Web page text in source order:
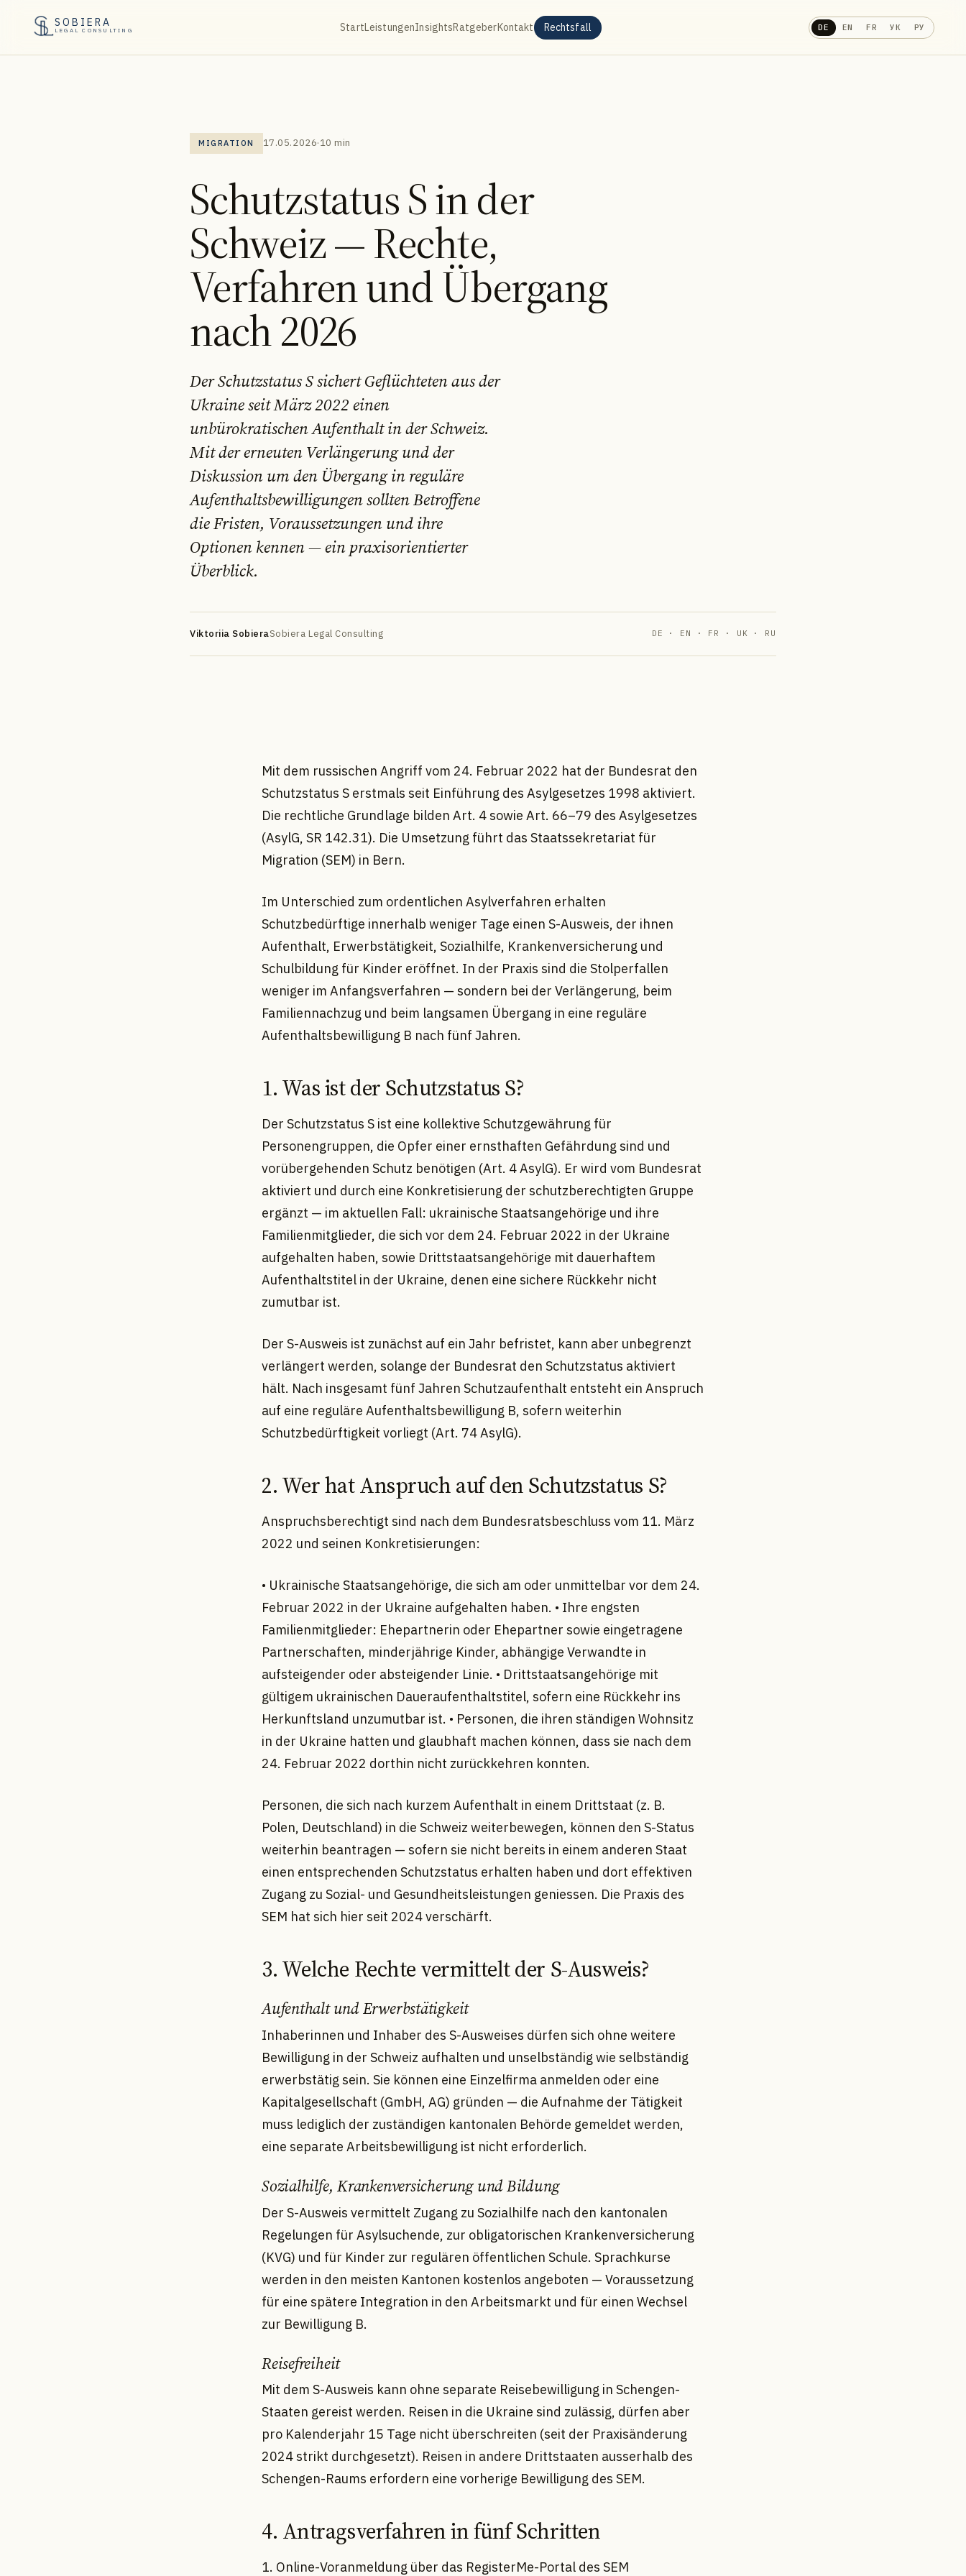
SOBIERA
LEGAL CONSULTING StartLeistungenInsightsRatgeberKontakt Rechtsfall DE EN FR УК РУ
MIGRATION 17.05.2026·10 min
Schutzstatus S in der
Schweiz — Rechte,
Verfahren und Übergang
nach 2026
Der Schutzstatus S sichert Geflüchteten aus der
Ukraine seit März 2022 einen
unbürokratischen Aufenthalt in der Schweiz.
Mit der erneuten Verlängerung und der
Diskussion um den Übergang in reguläre
Aufenthaltsbewilligungen sollten Betroffene
die Fristen, Voraussetzungen und ihre
Optionen kennen — ein praxisorientierter
Überblick.
Viktoriia SobieraSobiera Legal Consulting DE · EN · FR · UK · RU
Mit dem russischen Angriff vom 24. Februar 2022 hat der Bundesrat den
Schutzstatus S erstmals seit Einführung des Asylgesetzes 1998 aktiviert.
Die rechtliche Grundlage bilden Art. 4 sowie Art. 66–79 des Asylgesetzes
(AsylG, SR 142.31). Die Umsetzung führt das Staatssekretariat für
Migration (SEM) in Bern.
Im Unterschied zum ordentlichen Asylverfahren erhalten
Schutzbedürftige innerhalb weniger Tage einen S-Ausweis, der ihnen
Aufenthalt, Erwerbstätigkeit, Sozialhilfe, Krankenversicherung und
Schulbildung für Kinder eröffnet. In der Praxis sind die Stolperfallen
weniger im Anfangsverfahren — sondern bei der Verlängerung, beim
Familiennachzug und beim langsamen Übergang in eine reguläre
Aufenthaltsbewilligung B nach fünf Jahren.
1. Was ist der Schutzstatus S?
Der Schutzstatus S ist eine kollektive Schutzgewährung für
Personengruppen, die Opfer einer ernsthaften Gefährdung sind und
vorübergehenden Schutz benötigen (Art. 4 AsylG). Er wird vom Bundesrat
aktiviert und durch eine Konkretisierung der schutzberechtigten Gruppe
ergänzt — im aktuellen Fall: ukrainische Staatsangehörige und ihre
Familienmitglieder, die sich vor dem 24. Februar 2022 in der Ukraine
aufgehalten haben, sowie Drittstaatsangehörige mit dauerhaftem
Aufenthaltstitel in der Ukraine, denen eine sichere Rückkehr nicht
zumutbar ist.
Der S-Ausweis ist zunächst auf ein Jahr befristet, kann aber unbegrenzt
verlängert werden, solange der Bundesrat den Schutzstatus aktiviert
hält. Nach insgesamt fünf Jahren Schutzaufenthalt entsteht ein Anspruch
auf eine reguläre Aufenthaltsbewilligung B, sofern weiterhin
Schutzbedürftigkeit vorliegt (Art. 74 AsylG).
2. Wer hat Anspruch auf den Schutzstatus S?
Anspruchsberechtigt sind nach dem Bundesratsbeschluss vom 11. März
2022 und seinen Konkretisierungen:
• Ukrainische Staatsangehörige, die sich am oder unmittelbar vor dem 24.
Februar 2022 in der Ukraine aufgehalten haben. • Ihre engsten
Familienmitglieder: Ehepartnerin oder Ehepartner sowie eingetragene
Partnerschaften, minderjährige Kinder, abhängige Verwandte in
aufsteigender oder absteigender Linie. • Drittstaatsangehörige mit
gültigem ukrainischen Daueraufenthaltstitel, sofern eine Rückkehr ins
Herkunftsland unzumutbar ist. • Personen, die ihren ständigen Wohnsitz
in der Ukraine hatten und glaubhaft machen können, dass sie nach dem
24. Februar 2022 dorthin nicht zurückkehren konnten.
Personen, die sich nach kurzem Aufenthalt in einem Drittstaat (z. B.
Polen, Deutschland) in die Schweiz weiterbewegen, können den S-Status
weiterhin beantragen — sofern sie nicht bereits in einem anderen Staat
einen entsprechenden Schutzstatus erhalten haben und dort effektiven
Zugang zu Sozial- und Gesundheitsleistungen geniessen. Die Praxis des
SEM hat sich hier seit 2024 verschärft.
3. Welche Rechte vermittelt der S-Ausweis?
Aufenthalt und Erwerbstätigkeit
Inhaberinnen und Inhaber des S-Ausweises dürfen sich ohne weitere
Bewilligung in der Schweiz aufhalten und unselbständig wie selbständig
erwerbstätig sein. Sie können eine Einzelfirma anmelden oder eine
Kapitalgesellschaft (GmbH, AG) gründen — die Aufnahme der Tätigkeit
muss lediglich der zuständigen kantonalen Behörde gemeldet werden,
eine separate Arbeitsbewilligung ist nicht erforderlich.
Sozialhilfe, Krankenversicherung und Bildung
Der S-Ausweis vermittelt Zugang zu Sozialhilfe nach den kantonalen
Regelungen für Asylsuchende, zur obligatorischen Krankenversicherung
(KVG) und für Kinder zur regulären öffentlichen Schule. Sprachkurse
werden in den meisten Kantonen kostenlos angeboten — Voraussetzung
für eine spätere Integration in den Arbeitsmarkt und für einen Wechsel
zur Bewilligung B.
Reisefreiheit
Mit dem S-Ausweis kann ohne separate Reisebewilligung in Schengen-
Staaten gereist werden. Reisen in die Ukraine sind zulässig, dürfen aber
pro Kalenderjahr 15 Tage nicht überschreiten (seit der Praxisänderung
2024 strikt durchgesetzt). Reisen in andere Drittstaaten ausserhalb des
Schengen-Raums erfordern eine vorherige Bewilligung des SEM.
4. Antragsverfahren in fünf Schritten
1. Online-Voranmeldung über das RegisterMe-Portal des SEM